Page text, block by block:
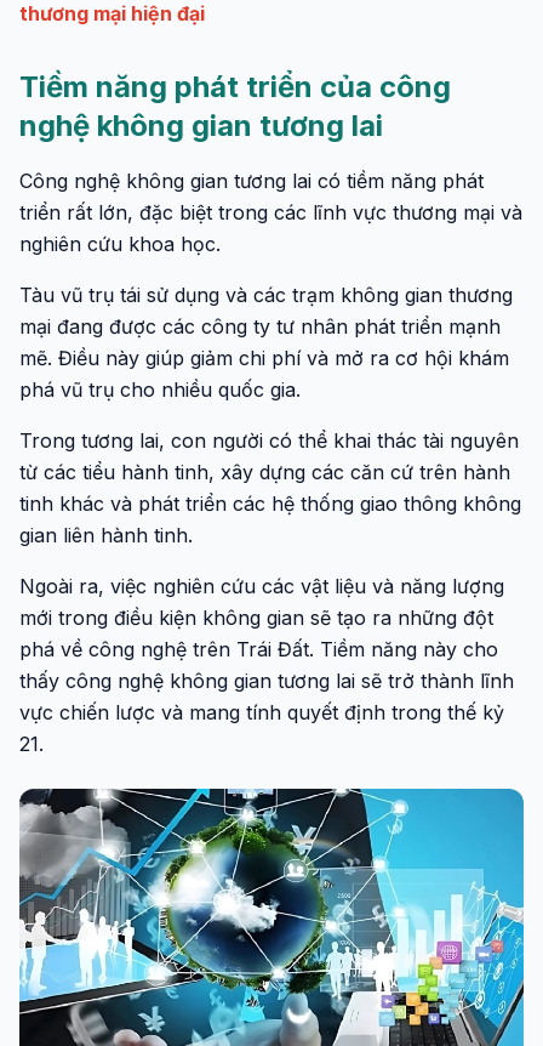
thương mại hiện đại
Tiềm năng phát triển của công
nghệ không gian tương lai
Công nghệ không gian tương lai có tiềm năng phát
triển rất lớn, đặc biệt trong các lĩnh vực thương mại và
nghiên cứu khoa học.
Tàu vũ trụ tái sử dụng và các trạm không gian thương
mại đang được các công ty tư nhân phát triển mạnh
mẽ. Điều này giúp giảm chi phí và mở ra cơ hội khám
phá vũ trụ cho nhiều quốc gia.
Trong tương lai, con người có thể khai thác tài nguyên
từ các tiểu hành tinh, xây dựng các căn cứ trên hành
tinh khác và phát triển các hệ thống giao thông không
gian liên hành tinh.
Ngoài ra, việc nghiên cứu các vật liệu và năng lượng
mới trong điều kiện không gian sẽ tạo ra những đột
phá về công nghệ trên Trái Đất. Tiềm năng này cho
thấy công nghệ không gian tương lai sẽ trở thành lĩnh
vực chiến lược và mang tính quyết định trong thế kỷ
21.